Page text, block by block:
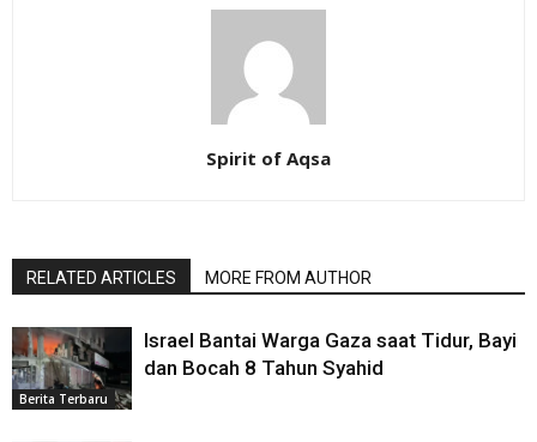
Spirit of Aqsa
RELATED ARTICLES MORE FROM AUTHOR
Berita Terbaru
Israel Bantai Warga Gaza saat Tidur, Bayi
dan Bocah 8 Tahun Syahid